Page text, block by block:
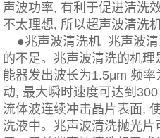
声波功率, 有利于促进清洗
不太理想, 所以超声波清洗
●兆声波清洗机 兆声波清
的不足。兆声波清洗的机
能器发出波长为1.5μm 频
动, 最大瞬时速度可达到
流体波连续冲击晶片表面,
洗液中。兆声波清洗抛光